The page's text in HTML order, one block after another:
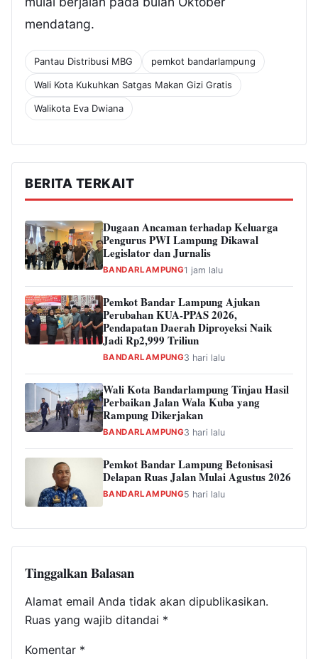
mendatang.
Pantau Distribusi MBG pemkot bandarlampung
Wali Kota Kukuhkan Satgas Makan Gizi Gratis
Walikota Eva Dwiana
BERITA TERKAIT
Dugaan Ancaman terhadap Keluarga
Pengurus PWI Lampung Dikawal
Legislator dan Jurnalis
BANDARLAMPUNG1 jam lalu
Pemkot Bandar Lampung Ajukan
Perubahan KUA-PPAS 2026,
Pendapatan Daerah Diproyeksi Naik
Jadi Rp2,999 Triliun
BANDARLAMPUNG3 hari lalu
Wali Kota Bandarlampung Tinjau Hasil
Perbaikan Jalan Wala Kuba yang
Rampung Dikerjakan
BANDARLAMPUNG3 hari lalu
Pemkot Bandar Lampung Betonisasi
Delapan Ruas Jalan Mulai Agustus 2026
BANDARLAMPUNG5 hari lalu
Tinggalkan Balasan
Alamat email Anda tidak akan dipublikasikan.
Ruas yang wajib ditandai *
Komentar *